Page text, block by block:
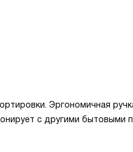
Эргономичная
с другими бытовыми